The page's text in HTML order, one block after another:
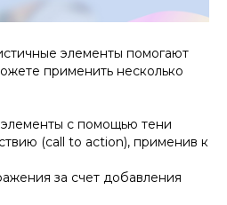
элементы помогают
применить несколько
с помощью тени
(call to action), применив к
за счет добавления